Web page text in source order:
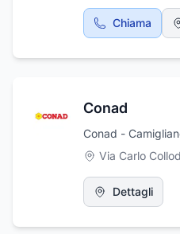
nervo ottico.
elettrofisiologia
oculistica in corso
Chiama
Conad
Conad -
Via Carlo
Dettagli